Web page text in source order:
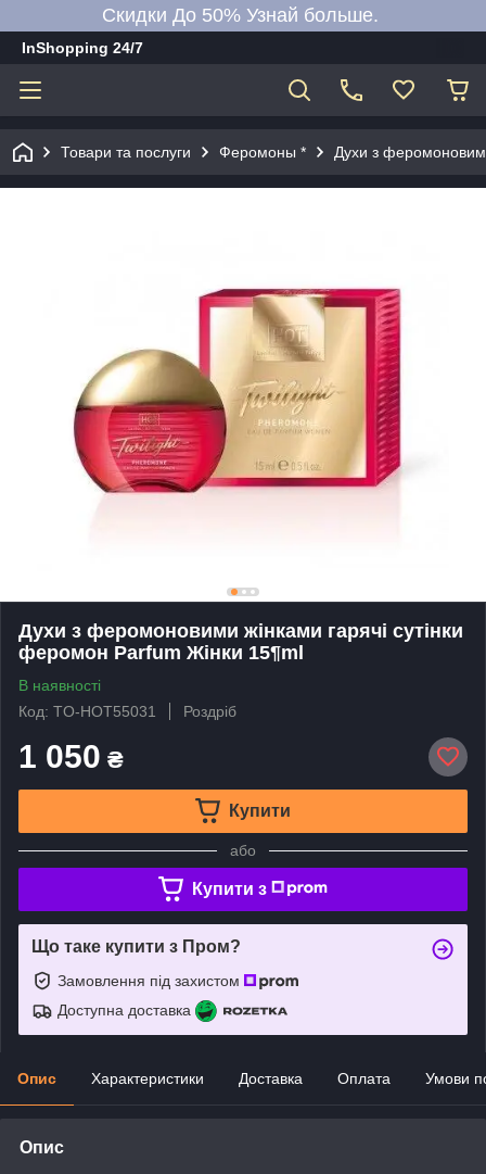
Скидки До 50% Узнай больше.
InShopping 24/7
Товари та послуги Феромоны * Духи з
Духи з феромоновими жінками гарячі сутінки
феромон Parfum Жінки 15¶ml
В наявності
Код: TO-HOT55031
Роздріб
1 050 ₴
Купити
або
Купити з
Що таке купити з Пром?
Замовлення під захистом
Доступна доставка
Опис Характеристики Доставка Оплата Умови
Опис